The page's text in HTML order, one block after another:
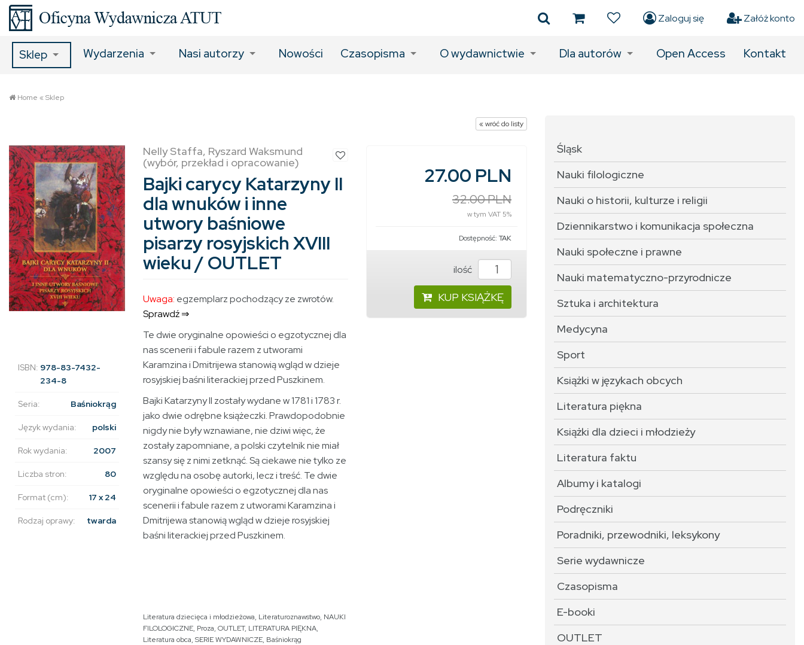
Zaloguj się Załóż konto
Sklep Wydarzenia Nasi autorzy Nowości Czasopisma O wydawnictwie Dla autorów Open Access Kontakt
Home «Sklep
« wróć do listy
ISBN: 978-83-7432-
234-8
Seria: Baśniokrąg
Język wydania: polski
Rok wydania: 2007
Liczba stron: 80
Format (cm): 17 x 24
Rodzaj oprawy: twarda
Nelly Staffa, Ryszard Waksmund
(wybór, przekład i opracowanie)
Bajki carycy Katarzyny II
dla wnuków i inne
utwory baśniowe
pisarzy rosyjskich XVIII
wieku / OUTLET
Uwaga: egzemplarz pochodzący ze zwrotów.
Sprawdź ⇒
Te dwie oryginalne opowieści o egzotycznej dla
nas scenerii i fabule razem z utworami
Karamzina i Dmitrijewa stanowią wgląd w dzieje
rosyjskiej baśni literackiej przed Puszkinem.
Bajki Katarzyny II zostały wydane w 1781 i 1783 r.
jako dwie odrębne książeczki. Prawdopodobnie
nigdy nie były wznawiane, nie dziwi więc, że
zostały zapomniane, a polski czytelnik nie miał
szansy się z nimi zetknąć. Są ciekawe nie tylko ze
względu na osobę autorki, lecz i treść. Te dwie
oryginalne opowieści o egzotycznej dla nas
scenerii i fabule razem z utworami Karamzina i
Dmitrijewa stanowią wgląd w dzieje rosyjskiej
baśni literackiej przed Puszkinem.
Literatura dziecięca i młodzieżowa, Literaturoznawstwo, NAUKI
FILOLOGICZNE, Proza, OUTLET, LITERATURA PIĘKNA,
Literatura obca, SERIE WYDAWNICZE, Baśniokrąg
27.00 PLN
32.00 PLN
w tym VAT 5%
Dostępność: TAK
ilość
KUP KSIĄŻKĘ
Śląsk
Nauki filologiczne
Nauki o historii, kulturze i religii
Dziennikarstwo i komunikacja społeczna
Nauki społeczne i prawne
Nauki matematyczno-przyrodnicze
Sztuka i architektura
Medycyna
Sport
Książki w językach obcych
Literatura piękna
Książki dla dzieci i młodzieży
Literatura faktu
Albumy i katalogi
Podręczniki
Poradniki, przewodniki, leksykony
Serie wydawnicze
Czasopisma
E-booki
OUTLET